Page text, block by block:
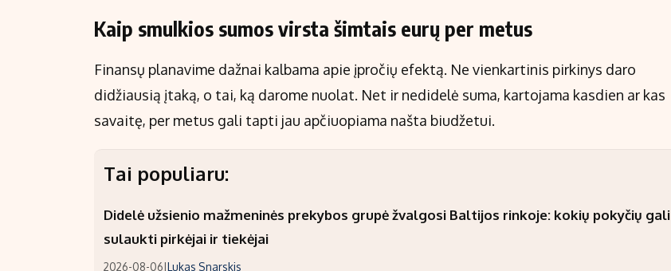
Kaip smulkios sumos virsta šimtais eurų per metus
Finansų planavime dažnai kalbama apie įpročių efektą. Ne vienkartinis pirkinys daro
didžiausią įtaką, o tai, ką darome nuolat. Net ir nedidelė suma, kartojama kasdien ar kas
savaitę, per metus gali tapti jau apčiuopiama našta biudžetui.
Tai populiaru:
Didelė užsienio mažmeninės prekybos grupė žvalgosi Baltijos rinkoje: kokių pokyčių gali
sulaukti pirkėjai ir tiekėjai
2026-08-06|Lukas Snarskis